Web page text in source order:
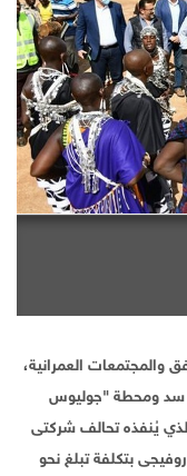
والمجتمعات العمرانية،
سد ومحطة "جوليوس
الذي يُنفذه تحالف شركتى
بتكلفة تبلغ نحو